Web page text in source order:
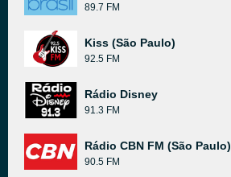
89.7 FM
Kiss (São Paulo)
92.5 FM
Rádio Disney
91.3 FM
Rádio CBN FM (São Paulo)
90.5 FM